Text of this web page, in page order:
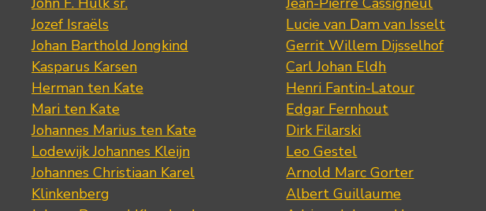
Jozef Israëls
Johan Barthold Jongkind
Kasparus Karsen
Herman ten Kate
Mari ten Kate
Johannes Marius ten Kate
Lodewijk Johannes Kleijn
Johannes Christiaan Karel
Klinkenberg
Lucie van Dam van Isselt
Gerrit Willem Dijsselhof
Carl Johan Eldh
Henri Fantin-Latour
Edgar Fernhout
Dirk Filarski
Leo Gestel
Arnold Marc Gorter
Albert Guillaume